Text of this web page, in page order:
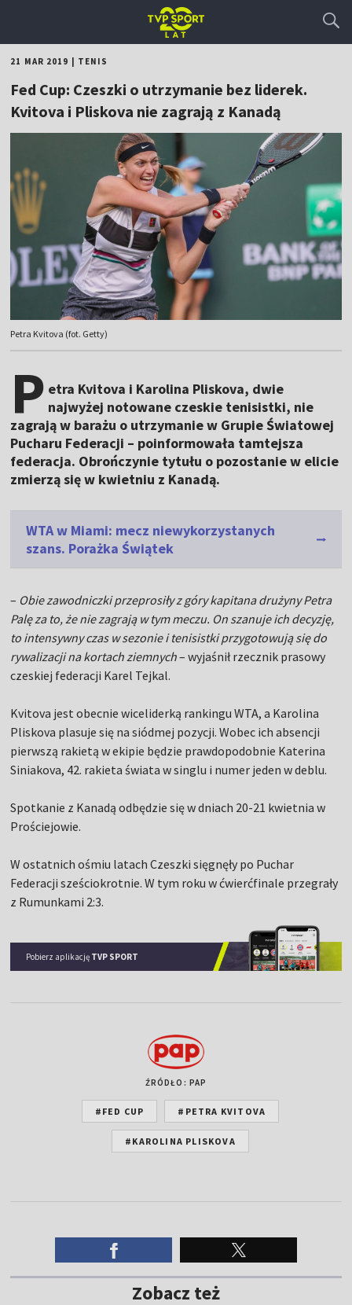
21 MAR 2019 TENIS
Fed Cup: Czeszki o utrzymanie bez liderek.
Kvitova i Pliskova nie zagrają z Kanadą
Petra Kvitova (fot. Getty)
P etra Kvitova i Karolina Pliskova, dwie
najwyżej notowane czeskie tenisistki, nie
zagrają w barażu o utrzymanie w Grupie Światowej
Pucharu Federacji – poinformowała tamtejsza
federacja. Obrończynie tytułu o pozostanie w elicie
zmierzą się w kwietniu z Kanadą.
WTA w Miami: mecz niewykorzystanych
szans. Porażka Świątek
– Obie zawodniczki przeprosiły z góry kapitana drużyny Petra
Palę za to, że nie zagrają w tym meczu. On szanuje ich decyzję,
to intensywny czas w sezonie i tenisistki przygotowują się do
rywalizacji na kortach ziemnych– wyjaśnił rzecznik prasowy
czeskiej federacji Karel Tejkal.
Kvitova jest obecnie wiceliderką rankingu WTA, a Karolina
Pliskova plasuje się na siódmej pozycji. Wobec ich absencji
pierwszą rakietą w ekipie będzie prawdopodobnie Katerina
Siniakova, 42. rakieta świata w singlu i numer jeden w deblu.
Spotkanie z Kanadą odbędzie się w dniach 20-21 kwietnia w
Prościejowie.
W ostatnich ośmiu latach Czeszki sięgnęły po Puchar
Federacji sześciokrotnie. W tym roku w ćwierćfinale przegrały
z Rumunkami 2:3.
Pobierz aplikację TVP SPORT
ŹRÓDŁO: PAP
#FED CUP #PETRA KVITOVA
#KAROLINA PLISKOVA
Zobacz też